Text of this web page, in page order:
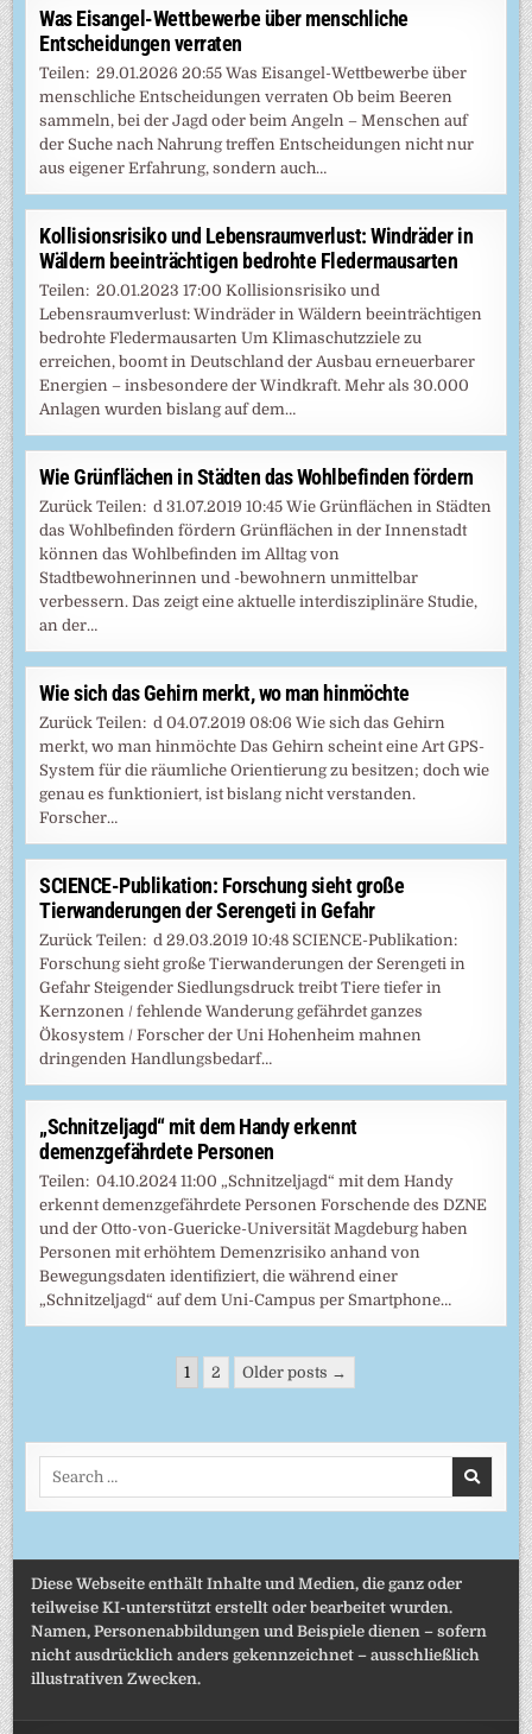
Was Eisangel-Wettbewerbe über menschliche
Entscheidungen verraten
Teilen: 29.01.2026 20:55 Was Eisangel-Wettbewerbe über
menschliche Entscheidungen verraten Ob beim Beeren
sammeln, bei der Jagd oder beim Angeln – Menschen auf
der Suche nach Nahrung treffen Entscheidungen nicht nur
aus eigener Erfahrung, sondern auch…
Kollisionsrisiko und Lebensraumverlust: Windräder in
Wäldern beeinträchtigen bedrohte Fledermausarten
Teilen: 20.01.2023 17:00 Kollisionsrisiko und
Lebensraumverlust: Windräder in Wäldern beeinträchtigen
bedrohte Fledermausarten Um Klimaschutzziele zu
erreichen, boomt in Deutschland der Ausbau erneuerbarer
Energien – insbesondere der Windkraft. Mehr als 30.000
Anlagen wurden bislang auf dem…
Wie Grünflächen in Städten das Wohlbefinden fördern
Zurück Teilen: d 31.07.2019 10:45 Wie Grünflächen in Städten
das Wohlbefinden fördern Grünflächen in der Innenstadt
können das Wohlbefinden im Alltag von
Stadtbewohnerinnen und -bewohnern unmittelbar
verbessern. Das zeigt eine aktuelle interdisziplinäre Studie,
an der…
Wie sich das Gehirn merkt, wo man hinmöchte
Zurück Teilen: d 04.07.2019 08:06 Wie sich das Gehirn
merkt, wo man hinmöchte Das Gehirn scheint eine Art GPS-
System für die räumliche Orientierung zu besitzen; doch wie
genau es funktioniert, ist bislang nicht verstanden.
Forscher…
SCIENCE-Publikation: Forschung sieht große
Tierwanderungen der Serengeti in Gefahr
Zurück Teilen: d 29.03.2019 10:48 SCIENCE-Publikation:
Forschung sieht große Tierwanderungen der Serengeti in
Gefahr Steigender Siedlungsdruck treibt Tiere tiefer in
Kernzonen / fehlende Wanderung gefährdet ganzes
Ökosystem / Forscher der Uni Hohenheim mahnen
dringenden Handlungsbedarf…
„Schnitzeljagd“ mit dem Handy erkennt
demenzgefährdete Personen
Teilen: 04.10.2024 11:00 „Schnitzeljagd“ mit dem Handy
erkennt demenzgefährdete Personen Forschende des DZNE
und der Otto-von-Guericke-Universität Magdeburg haben
Personen mit erhöhtem Demenzrisiko anhand von
Bewegungsdaten identifiziert, die während einer
„Schnitzeljagd“ auf dem Uni-Campus per Smartphone…
Seitennummerierung
Beiträge
1 2 Older posts →
Diese Webseite enthält Inhalte und Medien, die ganz oder
teilweise KI-unterstützt erstellt oder bearbeitet wurden.
Namen, Personenabbildungen und Beispiele dienen – sofern
nicht ausdrücklich anders gekennzeichnet – ausschließlich
illustrativen Zwecken.